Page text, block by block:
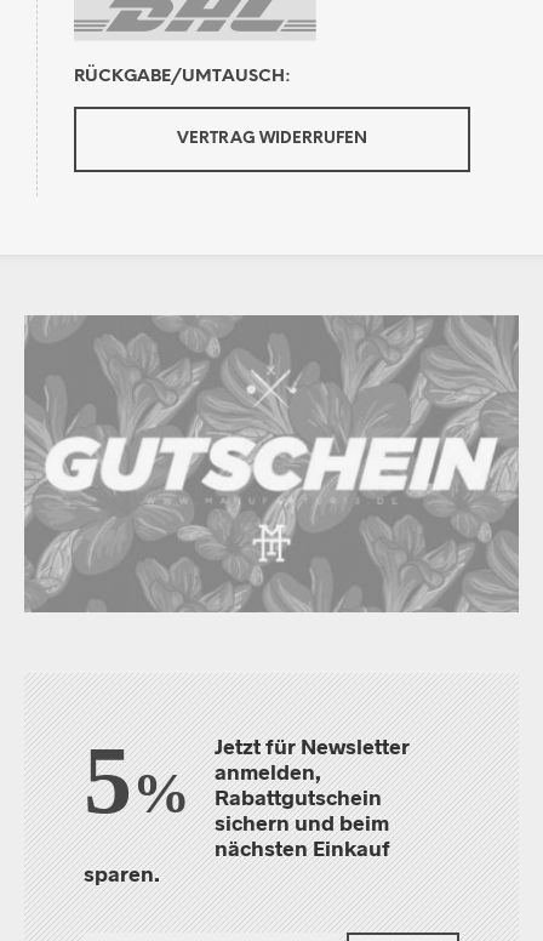
RÜCKGABE/UMTAUSCH:
VERTRAG WIDERRUFEN
5%
Jetzt für Newsletter
anmelden,
Rabattgutschein
sichern und beim
nächsten Einkauf
sparen.